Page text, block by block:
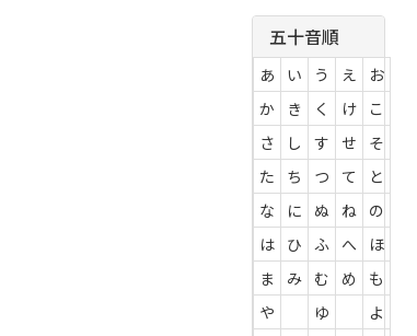
五十音順
あ い う え
お
か
き く け
こ
さ
し す せ
そ
た
ち つ て
と
な
に ぬ ね
の
は
ひ ふ へ
ほ
ま
み む め
も
や
ゆ
よ